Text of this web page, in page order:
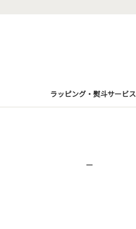
ラッピング・熨斗サービス